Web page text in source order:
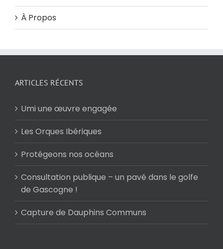
À Propos
ARTICLES RÉCENTS
Umi une œuvre engagée
Les Orques Ibériques
Protégeons nos océans
Consultation publique – un pavé dans le golfe
de Gascogne !
Capture de Dauphins Communs